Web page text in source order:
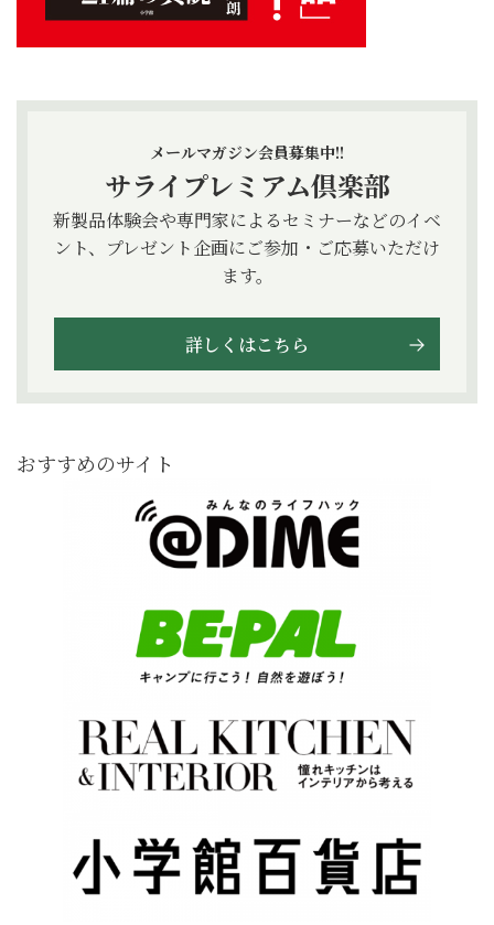
メールマガジン会員募集中!!
サライプレミアム倶楽部
新製品体験会や専門家によるセミナーなどのイベ
ント、プレゼント企画にご参加・ご応募いただけ
ます。
詳しくはこちら
おすすめのサイト